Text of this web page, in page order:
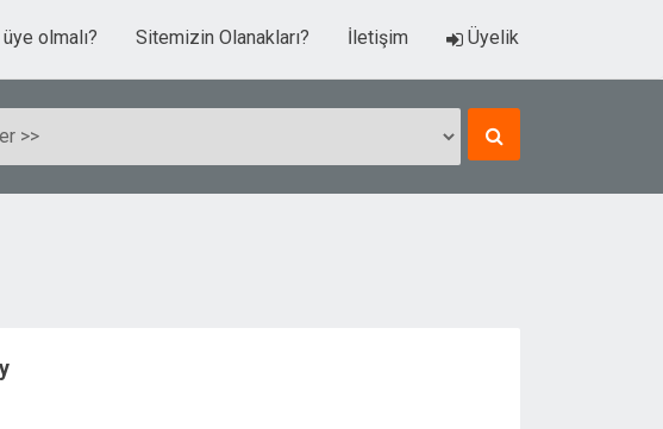
olmalı? Sitemizin Olanakları? İletişim Üyelik